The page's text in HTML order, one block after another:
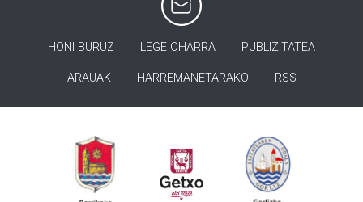
HONI BURUZ LEGE OHARRA PUBLIZITATEA
ARAUAK HARREMANETARAKO RSS